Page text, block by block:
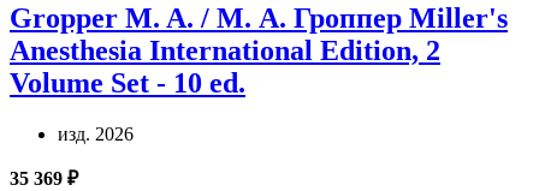
Gropper M. A. / М. А. Гроппер Miller's
Anesthesia International Edition, 2
Volume Set - 10 ed.
изд. 2026
35 369 ₽